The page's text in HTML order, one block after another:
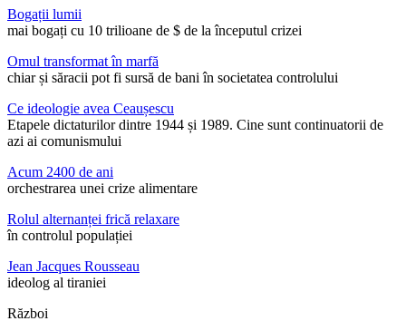
Bogații lumii
mai bogați cu 10 trilioane de $ de la începutul crizei
Omul transformat în marfă
chiar și săracii pot fi sursă de bani în societatea controlului
Ce ideologie avea Ceaușescu
Etapele dictaturilor dintre 1944 și 1989. Cine sunt continuatorii de
azi ai comunismului
Acum 2400 de ani
orchestrarea unei crize alimentare
Rolul alternanței frică relaxare
în controlul populației
Jean Jacques Rousseau
ideolog al tiraniei
Război